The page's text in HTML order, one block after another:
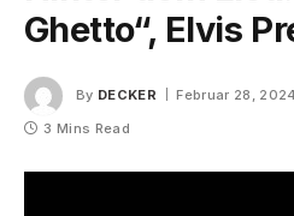
Ghetto“, Elvis
By DECKER Februar 28, 2024
3 Mins Read